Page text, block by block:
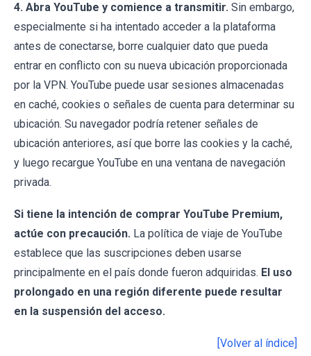
4. Abra YouTube y comience a transmitir. Sin embargo,
especialmente si ha intentado acceder a la plataforma
antes de conectarse, borre cualquier dato que pueda
entrar en conflicto con su nueva ubicación proporcionada
por la VPN. YouTube puede usar sesiones almacenadas
en caché, cookies o señales de cuenta para determinar su
ubicación. Su navegador podría retener señales de
ubicación anteriores, así que borre las cookies y la caché,
y luego recargue YouTube en una ventana de navegación
privada.
Si tiene la intención de comprar YouTube Premium,
actúe con precaución. La política de viaje de YouTube
establece que las suscripciones deben usarse
principalmente en el país donde fueron adquiridas. El uso
prolongado en una región diferente puede resultar
en la suspensión del acceso.
[Volver al índice]